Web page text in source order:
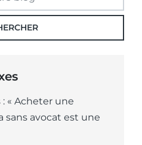
« Acheter une
sans avocat est une